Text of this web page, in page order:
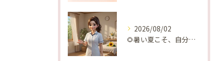
2026/08/02
🌻暑い夏こそ、自分の身体を整える時間を♡